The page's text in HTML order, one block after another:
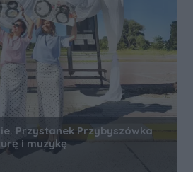
Przystanek Przybyszówka
i muzykę